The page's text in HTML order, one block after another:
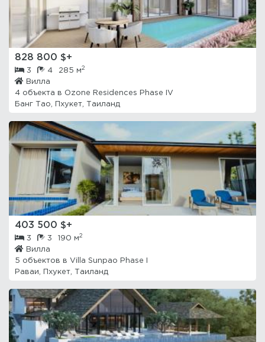
828 800 $+
3 4 285 м2
Вилла
4 объекта в Ozone Residences Phase IV
Банг Тао, Пхукет, Таиланд
403 500 $+
3 3 190 м2
Вилла
5 объектов в Villa Sunpao Phase I
Раваи, Пхукет, Таиланд